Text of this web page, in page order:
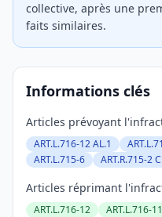
collective, après une
faits similaires.
Informations clés
Articles prévoyant
ART.L.716-12 AL.1
ART.L.715-6
ART.R.715-2
Articles réprimant
ART.L.716-12 ART.L.716-